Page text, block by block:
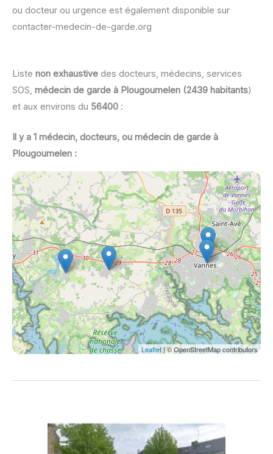
ou docteur ou urgence est également disponible sur
contacter-medecin-de-garde.org
Liste non exhaustive des docteurs, médecins, services
SOS, médecin de garde à Plougoumelen (2439 habitants)
et aux environs du 56400 :
Il y a 1 médecin, docteurs, ou médecin de garde à
Plougoumelen :
Leaflet| © OpenStreetMap contributors